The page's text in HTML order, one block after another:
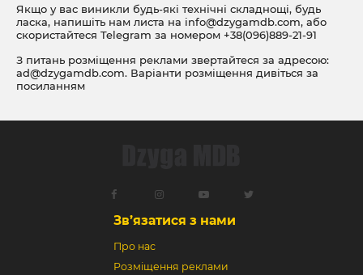
Якщо у вас виникли будь-які технічні складнощі, будь
ласка, напишіть нам листа на info@dzygamdb.com, або
скористайтеся Telegram за номером +38(096)889-21-91
З питань розміщення реклами звертайтеся за адресою:
ad@dzygamdb.com. Варіанти розміщення дивіться за
посиланням
Зв’язатися з нами
Про нас
Розміщення реклами